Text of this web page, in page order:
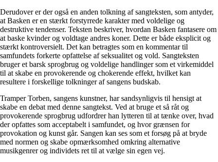
Derudover er der også en anden tolkning af sangteksten, som antyder,
at Basken er en stærkt forstyrrede karakter med voldelige og
destruktive tendenser. Teksten beskriver, hvordan Basken fantasere om
at baske kvinder og voldtage andres koner. Dette er både eksplicit og
stærkt kontroversielt. Det kan betragtes som en kommentar til
samfundets forkerte opfattelse af seksualitet og vold. Sangteksten
bruger et barsk sprogbrug og voldelige handlinger som et virkemiddel
til at skabe en provokerende og chokerende effekt, hvilket kan
resultere i forskellige tolkninger af sangens budskab.
Tramper Torben, sangens kunstner, har sandsynligvis til hensigt at
skabe en debat med denne sangtekst. Ved at bruge et så råt og
provokerende sprogbrug udfordrer han lytteren til at tænke over, hvad
der opfattes som acceptabelt i samfundet, og hvor grænsen for
provokation og kunst går. Sangen kan ses som et forsøg på at bryde
med normen og skabe opmærksomhed omkring alternative
musikgenrer og individets ret til at vælge sin egen vej.